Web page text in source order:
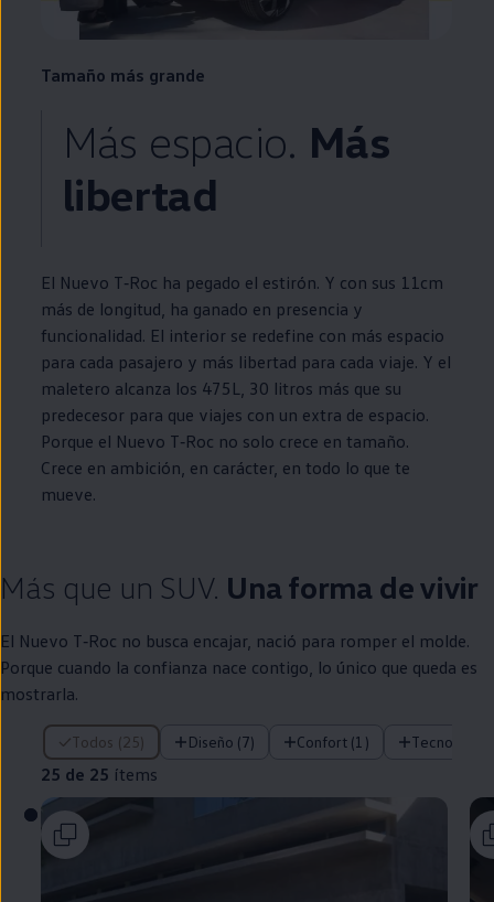
Tamaño más grande
Más espacio. Más
libertad
El Nuevo T‑Roc ha pegado el estirón. Y con sus 11cm
más de longitud, ha ganado en presencia y
funcionalidad. El interior se redefine con más espacio
para cada pasajero y más libertad para cada viaje. Y el
maletero alcanza los 475L, 30 litros más que su
predecesor para que viajes con un extra de espacio.
Porque el Nuevo T‑Roc no solo crece en tamaño.
Crece en ambición, en carácter, en todo lo que te
mueve.
Más que un SUV. Una forma de vivir
El Nuevo T‑Roc no busca encajar, nació para romper el molde.
Porque cuando la confianza nace contigo, lo único que queda es
mostrarla.
Todos (25) Diseño (7) Confort (1) Tecnología
25 de 25 ítems
25 de 25 ítems